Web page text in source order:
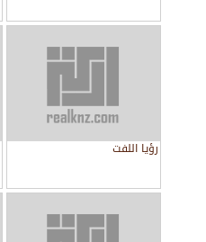
رؤيا اللفت